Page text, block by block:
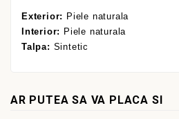
Exterior: Piele naturala
Interior: Piele naturala
Talpa: Sintetic
AR PUTEA SA VA PLACA SI